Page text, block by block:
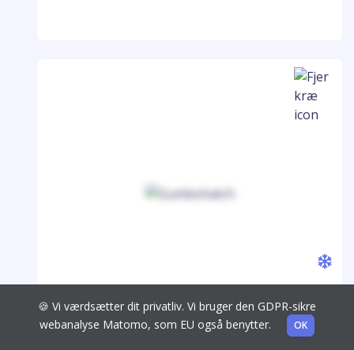
Lyofilisat og suspension til injektion (Htgl)
10 x 2000 dosis, 10 x 4000 dosis, 10 x 5000
🍪 Vi værdsætter dit privatliv. Vi bruger den GDPR-sikre
webanalyse Matomo, som EU også benytter.
OK